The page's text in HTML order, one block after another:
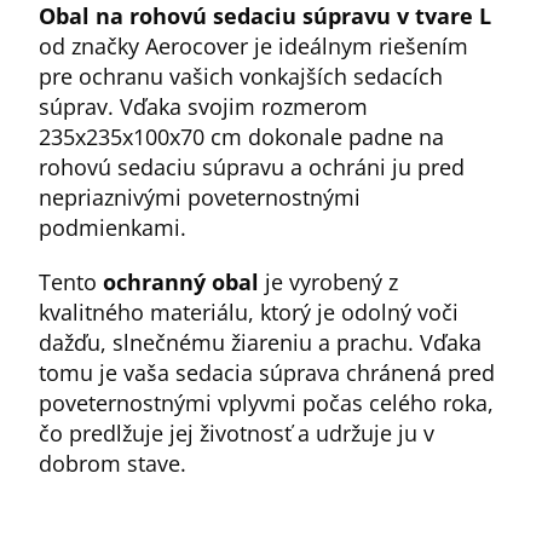
Obal na rohovú sedaciu súpravu v tvare L
od značky Aerocover je ideálnym riešením
pre ochranu vašich vonkajších sedacích
súprav. Vďaka svojim rozmerom
235x235x100x70 cm dokonale padne na
rohovú sedaciu súpravu a ochráni ju pred
nepriaznivými poveternostnými
podmienkami.
Tento ochranný obal je vyrobený z
kvalitného materiálu, ktorý je odolný voči
dažďu, slnečnému žiareniu a prachu. Vďaka
tomu je vaša sedacia súprava chránená pred
poveternostnými vplyvmi počas celého roka,
čo predlžuje jej životnosť a udržuje ju v
dobrom stave.